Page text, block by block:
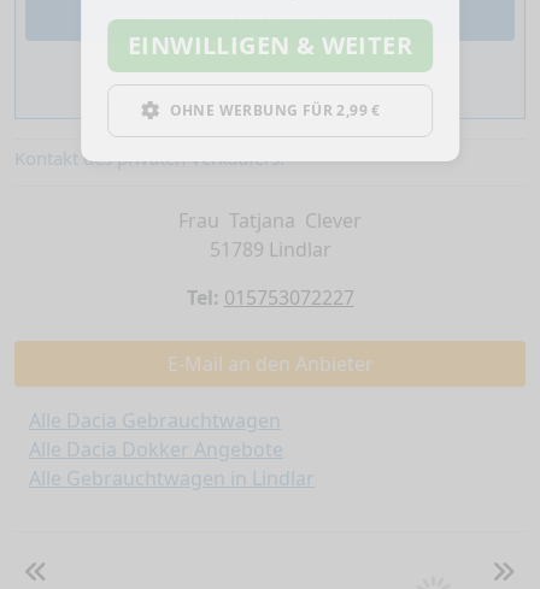
Berechnen und Vergleichen
Kontakt des privaten Verkäufers:
Frau Tatjana Clever
51789 Lindlar
Tel: 015753072227
E-Mail an den Anbieter
Alle Dacia Gebrauchtwagen
Alle Dacia Dokker Angebote
Alle Gebrauchtwagen in Lindlar
EINWILLIGEN & WEITER
OHNE WERBUNG FÜR 2,99 €